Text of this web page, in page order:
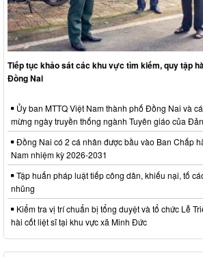
Tiếp tục khảo sát các khu vực tìm kiếm, quy tập
Đồng Nai
Ủy ban MTTQ Việt Nam thành phố Đồng Nai và
mừng ngày truyền thống ngành Tuyên giáo của
Đồng Nai có 2 cá nhân được bầu vào Ban Chấp
Nam nhiệm kỳ 2026-2031
Tập huấn pháp luật tiếp công dân, khiếu nại, tố
nhũng
Kiểm tra vị trí chuẩn bị tổng duyệt và tổ chức Lễ
hài cốt liệt sĩ tại khu vực xã Minh Đức